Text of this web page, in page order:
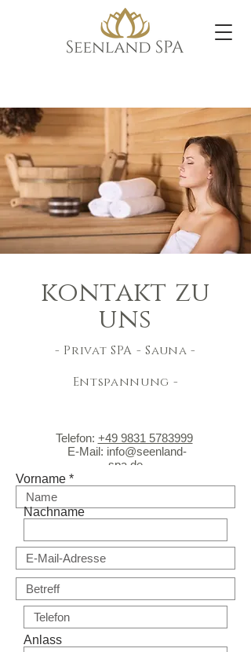
kontakt zu
uns
- Privat SPA - Sauna -
Entspannung -
Telefon: +49 9831 5783999
E-Mail: info@seenland-
spa.de
Vorname
Nachname
Anlass